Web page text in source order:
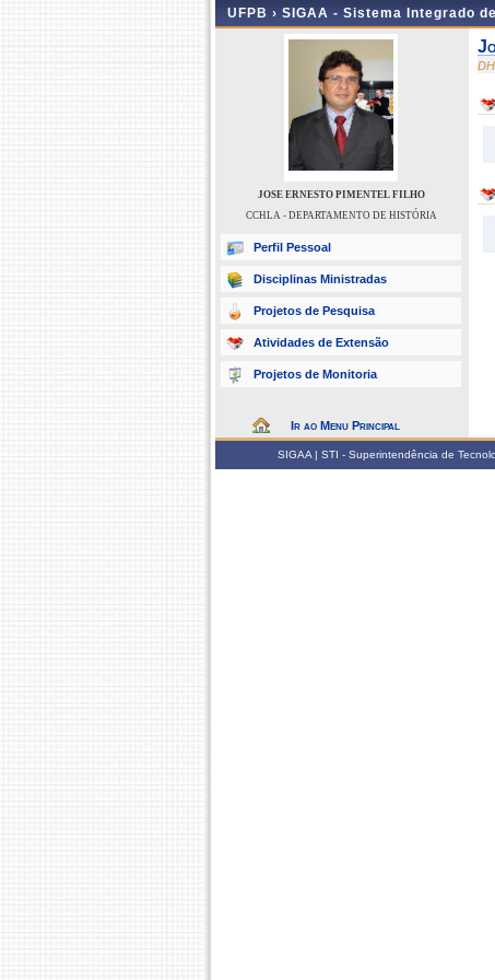
UFPB › SIGAA - Sistema Integrado
JOSE ERNESTO PIMENTEL FILHO
CCHLA - DEPARTAMENTO DE HISTÓRIA
Perfil Pessoal
Disciplinas Ministradas
Projetos de Pesquisa
Atividades de Extensão
Projetos de Monitoria
Ir ao Menu Principal
SIGAA | STI - Superintendência de